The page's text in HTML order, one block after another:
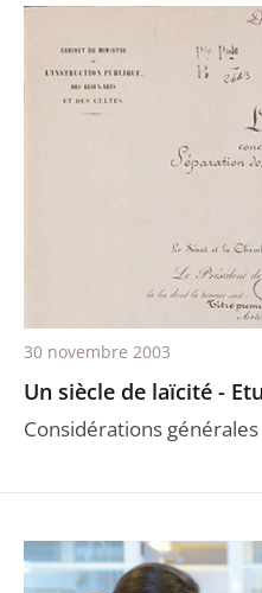
Un siècle de laïcité -
Considérations générales
30 novembre 2003